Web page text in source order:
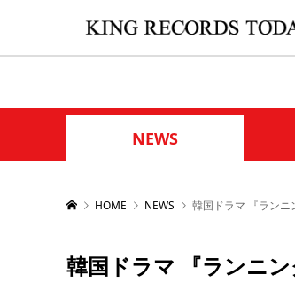
NEWS
HOME NEWS 韓国ドラマ 『ラン
韓国ドラマ 『ランニ